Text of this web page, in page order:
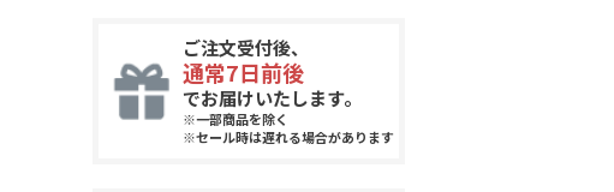
ご注文受付後、
通常7日前後
でお届けいたします。
※一部商品を除く
※セール時は遅れる場合があります